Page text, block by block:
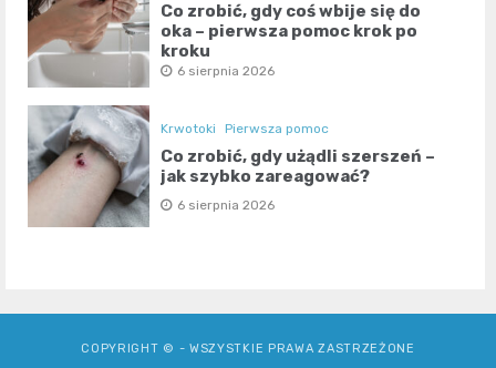
Co zrobić, gdy coś wbije się do
oka – pierwsza pomoc krok po
kroku
6 sierpnia 2026
Krwotoki Pierwsza pomoc
Co zrobić, gdy użądli szerszeń –
jak szybko zareagować?
6 sierpnia 2026
COPYRIGHT © - WSZYSTKIE PRAWA ZASTRZEŻONE